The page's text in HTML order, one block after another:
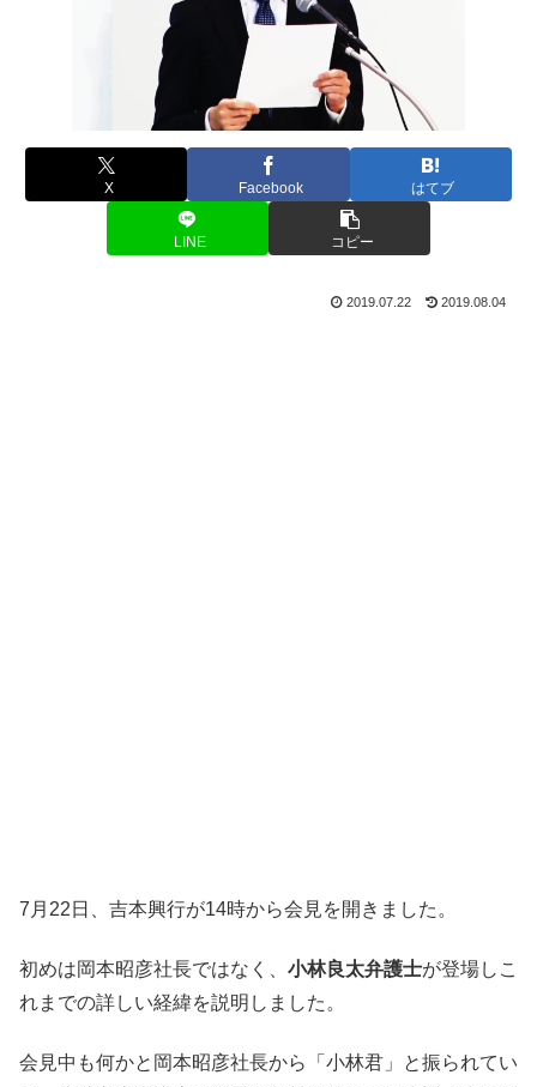
X Facebook はてブ
LINE コピー
2019.07.22 2019.08.04
7月22日、吉本興行が14時から会見を開きました。
初めは岡本昭彦社長ではなく、 小林良太弁護士が登場しこ
れまでの詳しい経緯を説明しました。
会見中も何かと岡本昭彦社長から「小林君」と振られてい